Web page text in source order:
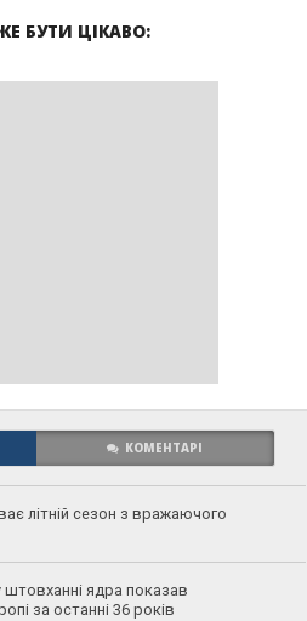
БУТИ ЦІКАВО:
КОМЕНТАРІ
літній сезон з вражаючого
штовханні ядра показав
за останні 36 років